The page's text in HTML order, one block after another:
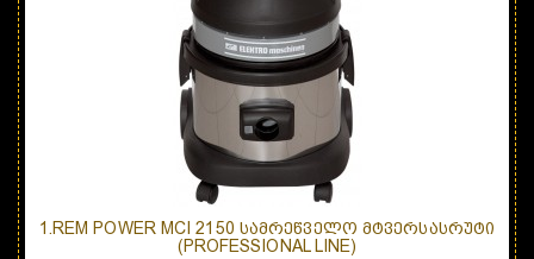
1.REM POWER MCI 2150 ᲡᲐᲛᲠᲔᲬᲕᲔᲚᲝ ᲛᲢᲕᲔᲠᲡᲐᲡᲠᲣᲢᲘ
(PROFESSIONAL LINE)